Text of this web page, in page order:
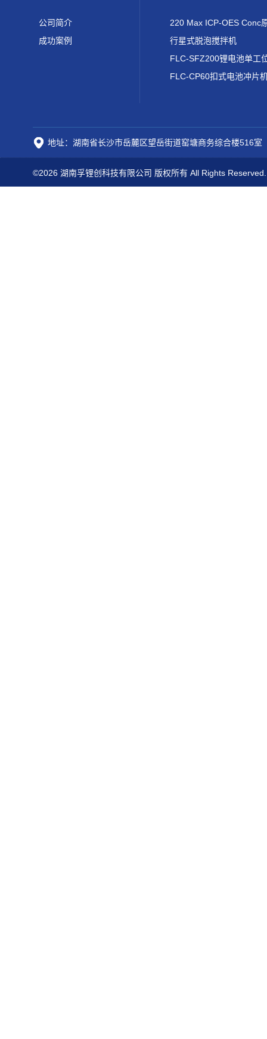
公司简介
成功案例
行星式脱泡搅拌机
FLC-CP60扣式电池冲片
地址：湖南省长沙市岳麓区望岳街道窑塘商务综合楼516室
©2026 湖南孚锂创科技有限公司 版权所有 All Rights